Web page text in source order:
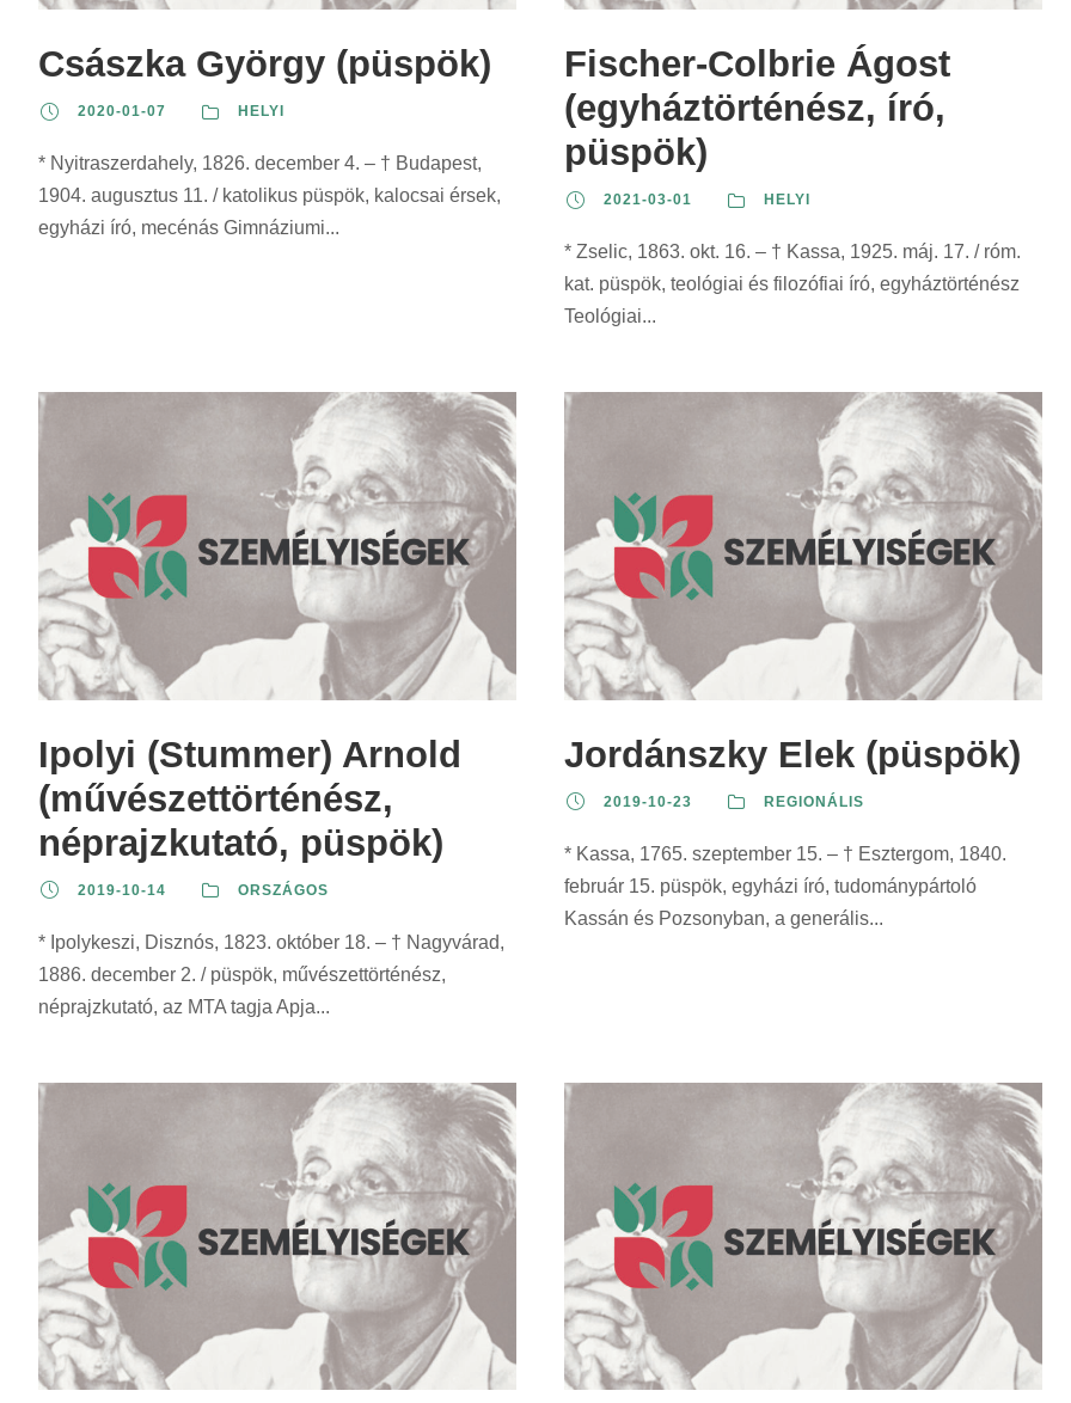
n
n
t
r
t
:
z
Császka György (püspök)
2020-01-07 HELYI
* Nyitraszerdahely, 1826. december 4. – † Budapest,
1904. augusztus 11. / katolikus püspök, kalocsai érsek,
egyházi író, mecénás Gimnáziumi...
Fischer-Colbrie Ágost
(egyháztörténész, író,
püspök)
2021-03-01 HELYI
* Zselic, 1863. okt. 16. – † Kassa, 1925. máj. 17. / róm.
kat. püspök, teológiai és filozófiai író, egyháztörténész
Teológiai...
Ipolyi (Stummer) Arnold
(művészettörténész,
néprajzkutató, püspök)
2019-10-14 ORSZÁGOS
* Ipolykeszi, Disznós, 1823. október 18. – † Nagyvárad,
1886. december 2. / püspök, művészettörténész,
néprajzkutató, az MTA tagja Apja...
Jordánszky Elek (püspök)
2019-10-23 REGIONÁLIS
* Kassa, 1765. szeptember 15. – † Esztergom, 1840.
február 15. püspök, egyházi író, tudománypártoló
Kassán és Pozsonyban, a generális...